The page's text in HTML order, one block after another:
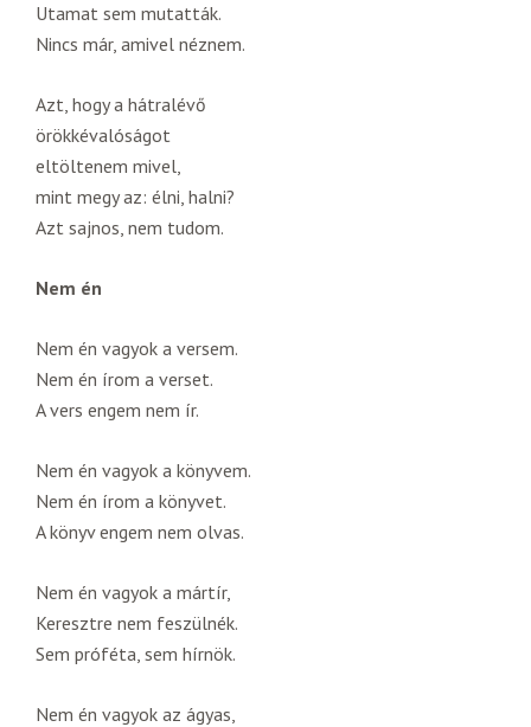
Utamat sem mutatták.
Nincs már, amivel néznem.
Azt, hogy a hátralévő
örökkévalóságot
eltöltenem mivel,
mint megy az: élni, halni?
Azt sajnos, nem tudom.
Nem én
Nem én vagyok a versem.
Nem én írom a verset.
A vers engem nem ír.
Nem én vagyok a könyvem.
Nem én írom a könyvet.
A könyv engem nem olvas.
Nem én vagyok a mártír,
Keresztre nem feszülnék.
Sem próféta, sem hírnök.
Nem én vagyok az ágyas,